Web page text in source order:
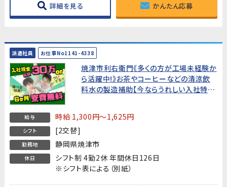
詳細を見る かんたん応募
派遣社員 お仕事No1141-4338
焼津市利右衛門《多くの方が工場未経験か
ら活躍中!》お茶やコーヒーなどの清涼飲
料水の製造補助【今ならうれしい入社特典
給与 時給 1,300円～1,625円
シフト [2交替]
勤務地 静岡県焼津市
休日
シフト制 4勤2休 年間休日126日
※シフト表による（別紙）